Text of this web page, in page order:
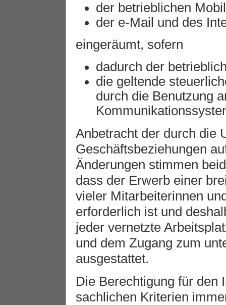
der betrieblichen
der e-Mail und des
eingeräumt, sofern
dadurch der
die geltende
durch die Benutzung
Anbetracht der durch die
Geschäftsbeziehungen
Änderungen stimmen
dass der Erwerb einer
vieler Mitarbeiterinnen
erforderlich ist und
jeder vernetzte
und dem Zugang zum
ausgestattet.
Die Berechtigung für den
sachlichen Kriterien